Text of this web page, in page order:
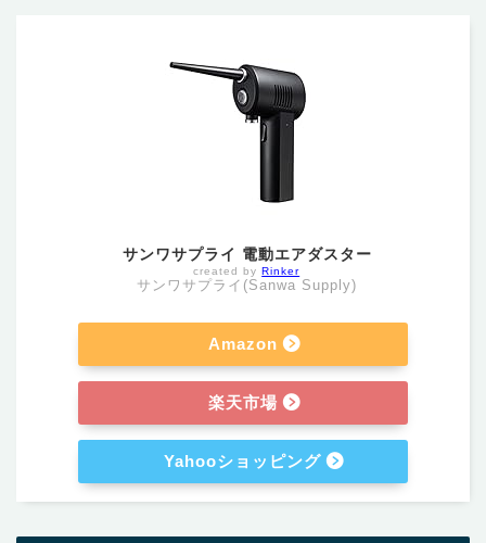
サンワサプライ 電動エアダスター
created byRinker
サンワサプライ(Sanwa Supply)
Amazon
楽天市場
Yahooショッピング